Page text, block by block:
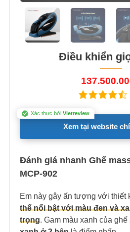
Điều khiển
Xác thực bởi Vietreview
Xem tại website
Đánh giá nhanh Ghế
MCP-902
Em này gây ấn tượng với thiết
thể nổi bật với màu đen và
trọng. Gam màu xanh của ghế